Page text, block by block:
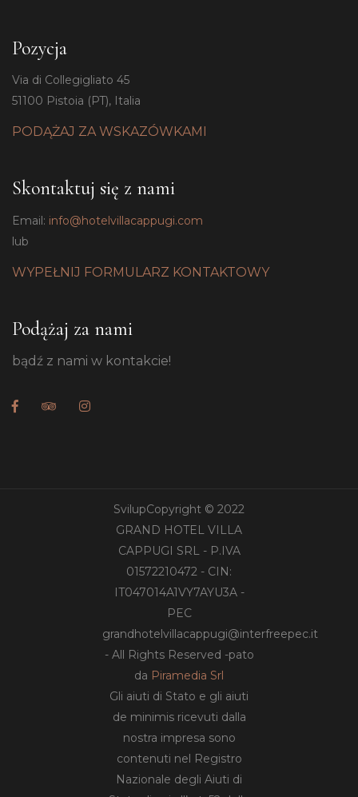
Pozycja
Via di Collegigliato 45
51100 Pistoia (PT), Italia
PODĄŻAJ ZA WSKAZÓWKAMI
Skontaktuj się z nami
Email: info@hotelvillacappugi.com
lub
WYPEŁNIJ FORMULARZ KONTAKTOWY
Podążaj za nami
bądź z nami w kontakcie!
SvilupCopyright © 2022
GRAND HOTEL VILLA
CAPPUGI SRL - P.IVA
01572210472 - CIN:
IT047014A1VY7AYU3A -
PEC
grandhotelvillacappugi@interfreepec.it
- All Rights Reserved -pato
da Piramedia Srl
Gli aiuti di Stato e gli aiuti
de minimis ricevuti dalla
nostra impresa sono
contenuti nel Registro
Nazionale degli Aiuti di